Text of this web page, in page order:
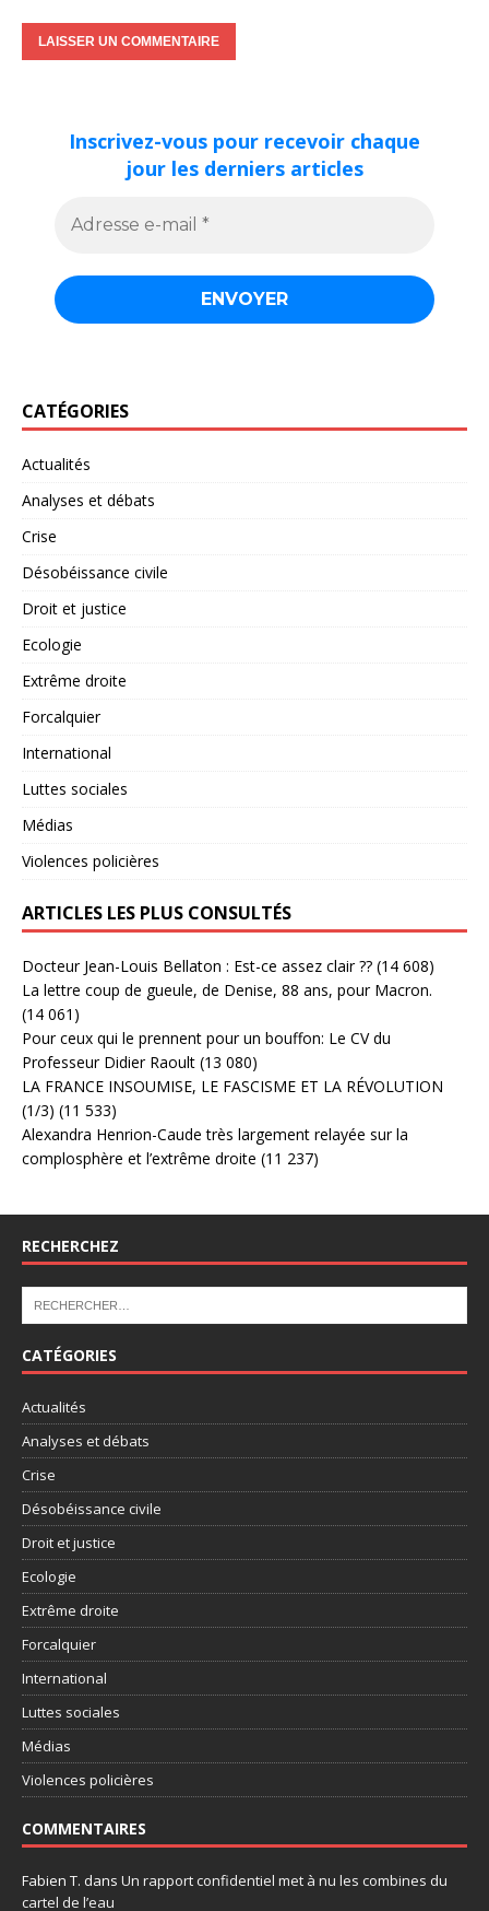
Inscrivez-vous pour recevoir chaque
jour les derniers articles
CATÉGORIES
Actualités
Analyses et débats
Crise
Désobéissance civile
Droit et justice
Ecologie
Extrême droite
Forcalquier
International
Luttes sociales
Médias
Violences policières
ARTICLES LES PLUS CONSULTÉS
Docteur Jean-Louis Bellaton : Est-ce assez clair ?? (14 608)
La lettre coup de gueule, de Denise, 88 ans, pour Macron.
(14 061)
Pour ceux qui le prennent pour un bouffon: Le CV du
Professeur Didier Raoult (13 080)
LA FRANCE INSOUMISE, LE FASCISME ET LA RÉVOLUTION
(1/3) (11 533)
Alexandra Henrion-Caude très largement relayée sur la
complosphère et l’extrême droite (11 237)
RECHERCHEZ
CATÉGORIES
Actualités
Analyses et débats
Crise
Désobéissance civile
Droit et justice
Ecologie
Extrême droite
Forcalquier
International
Luttes sociales
Médias
Violences policières
COMMENTAIRES
Fabien T. dans Un rapport confidentiel met à nu les combines du
cartel de l’eau